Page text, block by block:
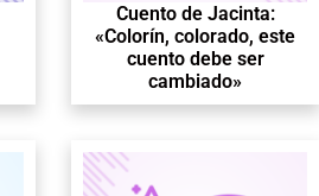
Cuento de Jacinta:
«Colorín, colorado, este
cuento debe ser
cambiado»